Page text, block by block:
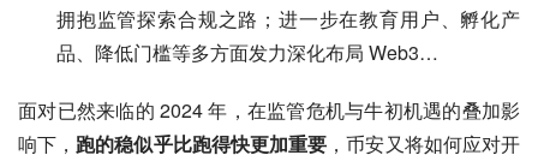
拥抱监管探索合规之路；进一步在教育用户、孵化产
品、降低门槛等多方面发力深化布局 Web3…
面对已然来临的 2024 年，在监管危机与牛初机遇的叠加影
响下， 跑的稳似乎比跑得快更加重要 ，币安又将如何应对开